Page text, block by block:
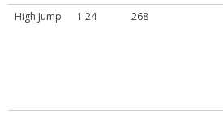
High Jump
1.24 268